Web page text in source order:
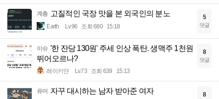
계층 고질적인 국장 맛을 본 외국인의 분노
Earth Lv.96 조회 680 15:18
5
댓글
이슈 '한 잔당 130원' 주세 인상 폭탄. 생맥주 1천원
뛰어오르나?
레이키얀 Lv.73 조회 639 15:13
8
댓글
유머 자꾸 대시하는 남자 받아준 여자 8